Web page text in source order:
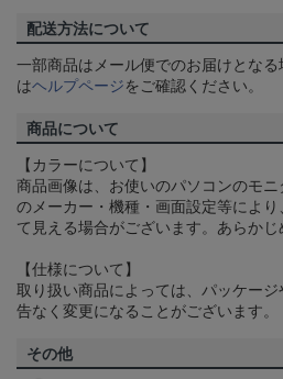
配送方法について
一部商品はメール便でのお届けとなる
はヘルプページをご確認ください。
商品について
【カラーについて】
商品画像は、お使いのパソコンのモ
のメーカー・機種・画面設定等によ
て見える場合がございます。あらかじ
【仕様について】
取り扱い商品によっては、パッケー
告なく変更になることがございます。
その他